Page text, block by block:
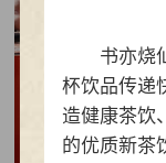
书亦烧
杯饮品传递
造健康茶饮
的优质新茶